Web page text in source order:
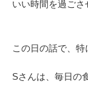
いい時間を過ごさ
この日の話で、特
Sさんは、毎日の